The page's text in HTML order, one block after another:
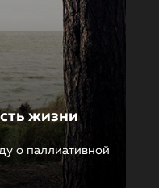
жизни
о паллиативной